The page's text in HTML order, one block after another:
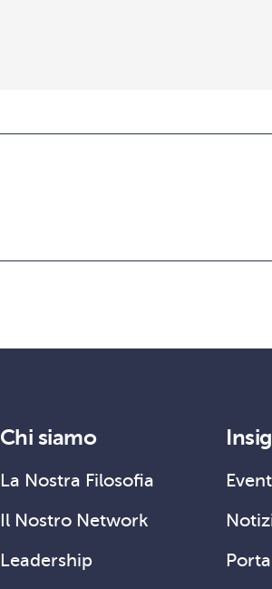
Chi siamo
La Nostra Filosofia
Il Nostro Network
Leadership